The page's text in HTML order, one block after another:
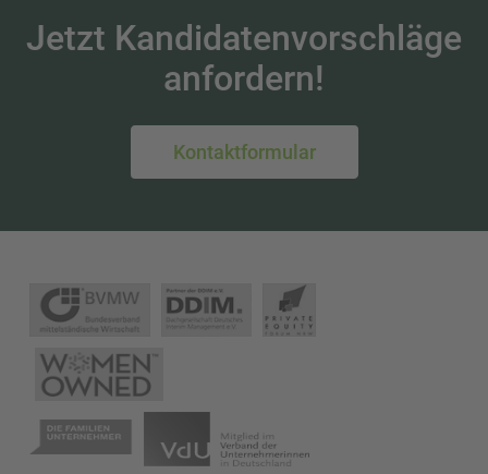
Jetzt Kandidatenvorschläge
anfordern!
Kontaktformular